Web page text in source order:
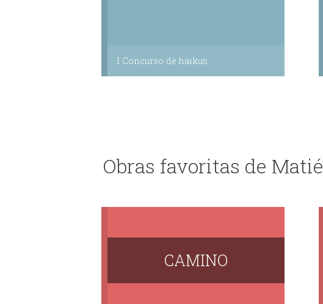
I Concurso de haikus
Obras favoritas de Matié
CAMINO